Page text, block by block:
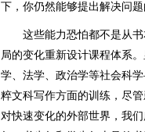
下，你仍然能够提出解决问题
这些能力恐怕都不是从书
局的变化重新设计课程体系
学、法学、政治学等社会科
粹文科写作方面的训练，尽
对快速变化的外部世界，我